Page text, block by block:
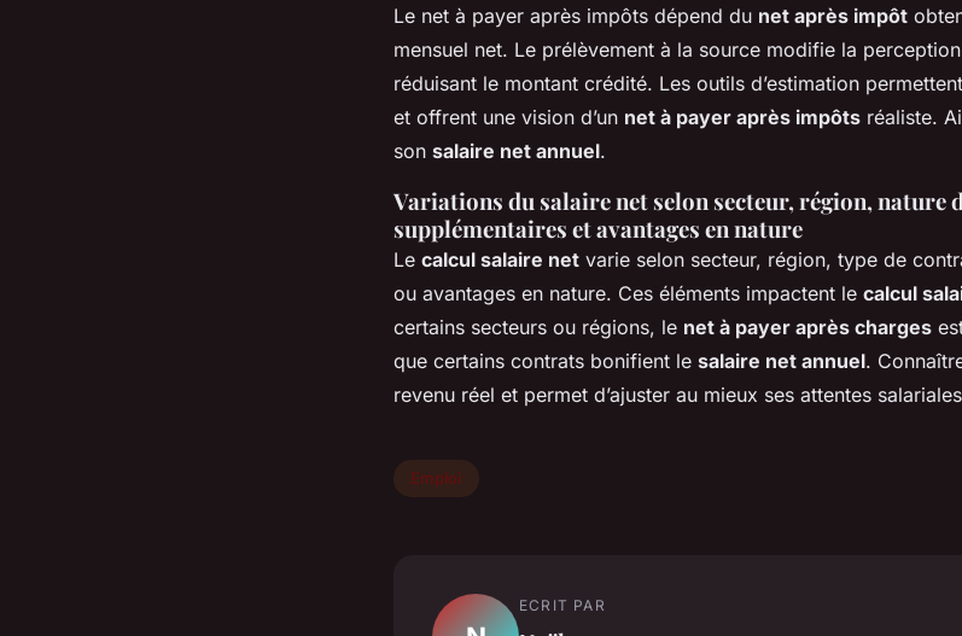
Le net à payer après impôts dépend du net après impôt
mensuel net. Le prélèvement à la source modifie la
réduisant le montant crédité. Les outils d’estimation
et offrent une vision d’un net à payer après impôts réaliste.
son salaire net annuel.
Variations du salaire net selon secteur, région, nature
supplémentaires et avantages en nature
Le calcul salaire net varie selon secteur, région, type de
ou avantages en nature. Ces éléments impactent le calcul
certains secteurs ou régions, le net à payer après charges
que certains contrats bonifient le salaire net annuel.
revenu réel et permet d’ajuster au mieux ses attentes
Emploi
ECRIT PAR